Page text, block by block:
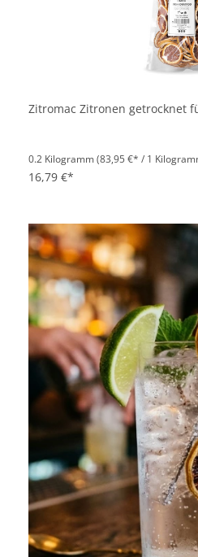
Zitromac Zitronen getrocknet
0.2 Kilogramm(83,95 €* / 1
16,79 €*